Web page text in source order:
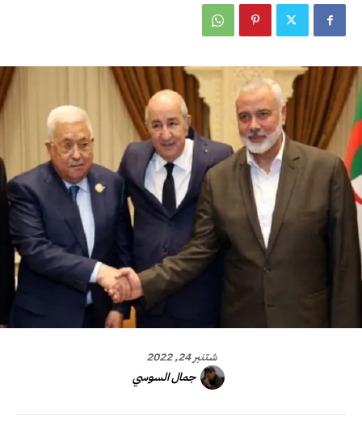
شتنبر 24, 2022
جمال السوسي